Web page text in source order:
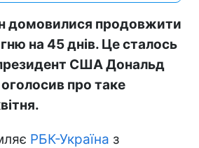
домовилися продовжити
на 45 днів. Це сталось
президент США Дональд
про таке
РБК-Україна з